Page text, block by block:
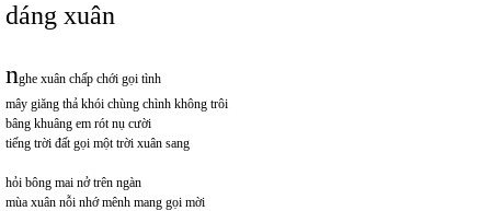
dáng xuân
nghe xuân chấp chới gọi tình
mây giăng thả khói chùng chình không trôi
bâng khuâng em rót nụ cười
tiếng trời đất gọi một trời xuân sang
hỏi bông mai nở trên ngàn
mùa xuân nỗi nhớ mênh mang gọi mời